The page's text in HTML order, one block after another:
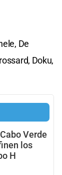
De
Doku,
Verde
los
H